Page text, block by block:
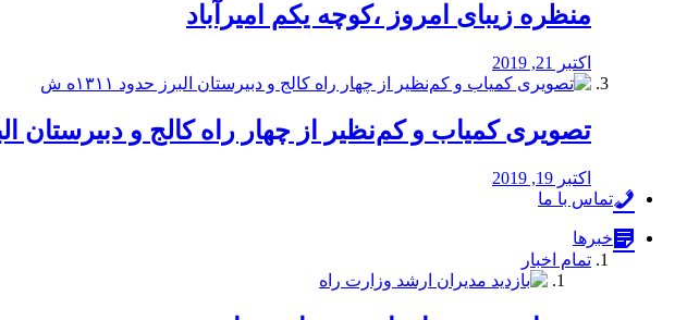
منظره‌‌ زیبای امروز ،کوچه یکم امیرآباد
اکتبر 21, 2019
️تصویری کمیاب و کم‌نظیر از چهار راه كالج و دبيرستان البرز
اکتبر 19, 2019
تماس با ما
خبرها
تمام اخبار